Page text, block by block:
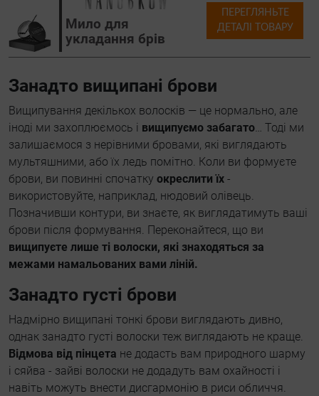
Мило для
укладання брів
ПЕРЕГЛЯНЬТЕ
ДЕТАЛІ ТОВАРУ
Занадто вищипані брови
Вищипування декількох волосків — це нормально, але
іноді ми захоплюємось і вищипуємо забагато… Тоді ми
залишаємося з нерівними бровами, які виглядають
мультяшними, або їх ледь помітно. Коли ви формуєте
брови, ви повинні спочатку окреслити їх -
використовуйте, наприклад, нюдовий олівець.
Позначивши контури, ви знаєте, як виглядатимуть ваші
брови після формування. Переконайтеся, що ви
вищипуєте лише ті волоски, які знаходяться за
межами намальованих вами ліній.
Занадто густі брови
Надмірно вищипані тонкі брови виглядають дивно,
однак занадто густі волоски теж виглядають не краще.
Відмова від пінцета не додасть вам природного шарму
і сяйва - зайві волоски не додадуть вам охайності і
навіть можуть внести дисгармонію в риси обличчя.